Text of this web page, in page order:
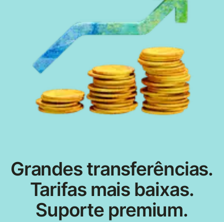
Grandes transferências.
Tarifas mais baixas.
Suporte premium.